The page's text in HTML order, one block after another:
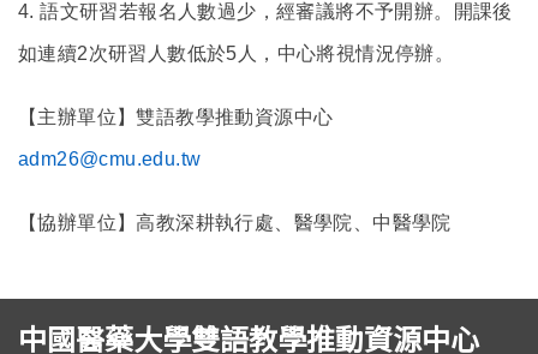
4. 語文研習若報名人數過少，經審議將不予開辦。開課後
如連續2次研習人數低於5人，中心將視情況停辦。
【主辦單位】雙語教學推動資源中心
adm26@cmu.edu.tw
【協辦單位】高教深耕執行處、醫學院、中醫學院
中國醫藥大學雙語教學推動資源中心